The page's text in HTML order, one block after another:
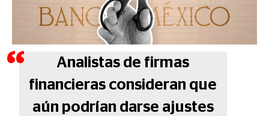
Analistas de firmas
financieras consideran que
aún podrían darse ajustes